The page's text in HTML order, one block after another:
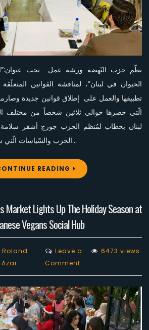
في
لبنان
نظّم حزب النّهضة ورشة عمل تحت
الحيوان في لبنان”، لمناقشة القوانين
تطبيقها والعمل على إطلاق قوانين جديدة
الّتي حضرها حوالي ثلاثين شخصاً من مختلف
لبنان بخطاب لمُنظم الحزب جورج أشقر
الحزب والسّياسات الّتي سيتبعونها، مختتماً الحديث…
READING
Market Lights Up The Holiday Season at
Vegans Social Hub
Roland
Azar
Leave a
Commenton
The
Vegan
Christmas
Market
Lights
6473 views